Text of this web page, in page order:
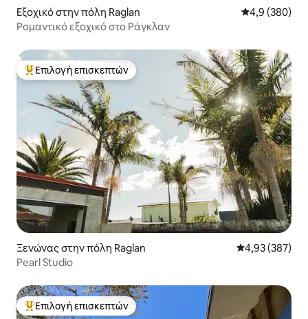
Εξοχικό στην πόλη Raglan Μέση
4,9 (380)
Ρομαντικό εξοχικό στο Ράγκλαν
Κορυφαία επιλογή επισκεπτών
Επιλογή επισκεπτών
Ξενώνας στην πόλη Raglan Μέση
4,93 (387)
Pearl Studio
Κορυφαία επιλογή επισκεπτών
Επιλογή επισκεπτών